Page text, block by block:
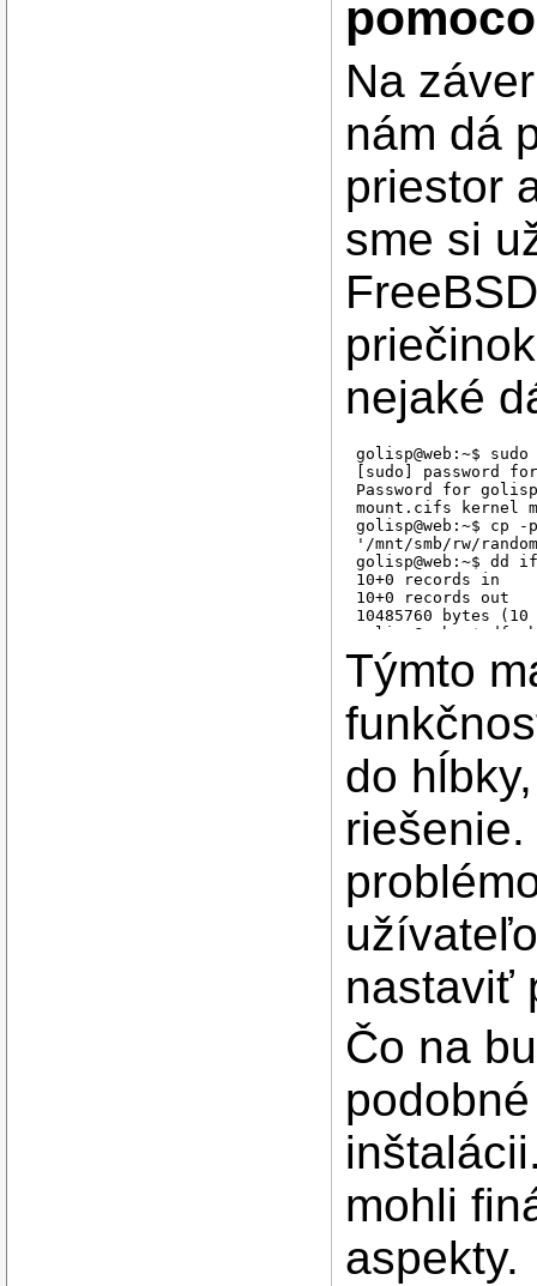
/mnt/nfs: umounted
Na
nám dá
priestor
sme si
nejaké
golisp@web:~$
[sudo] password
Password for
mount.cifs kernel
golisp@web:~$ cp -
'/mnt/smb/rw/
golisp@web:~$ dd
10+0 records in
10+0 records out
10485760 bytes
golisp@web:~$ df -
Filesystem
//FreeBSD-12/
golisp@web:~$
umount: /mnt/smb (//
golisp@web:~$
Týmto
do
nastaviť
Čo na
mohli
aspekty.